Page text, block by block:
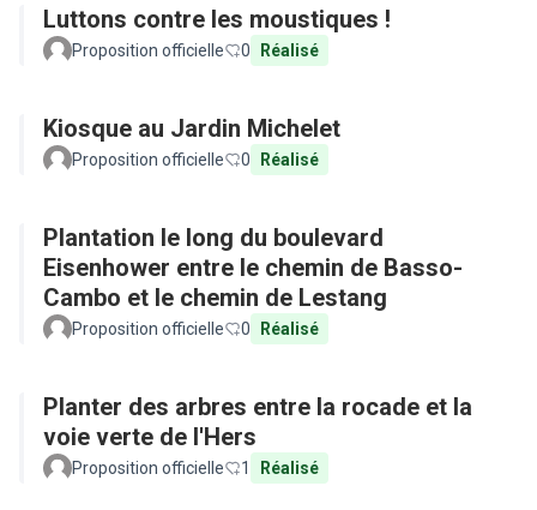
Luttons contre les moustiques !
Proposition officielle 0 Réalisé
Kiosque au Jardin Michelet
Proposition officielle 0 Réalisé
Plantation le long du boulevard
Eisenhower entre le chemin de Basso-
Cambo et le chemin de Lestang
Proposition officielle 0 Réalisé
Planter des arbres entre la rocade et la
voie verte de l'Hers
Proposition officielle 1 Réalisé